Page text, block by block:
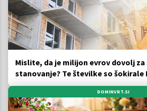
Mislite, da je milijon evrov dovolj za
stanovanje? Te številke so šokirale
DOMINVRT.SI